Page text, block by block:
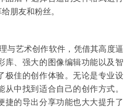
朋友和粉丝。
与艺术创作软件，凭借其高度逼
库、强大的图像编辑功能以及智
极佳的创作体验。无论是专业设
中找到适合自己的创作方式。
捷的导出分享功能也大大提升了